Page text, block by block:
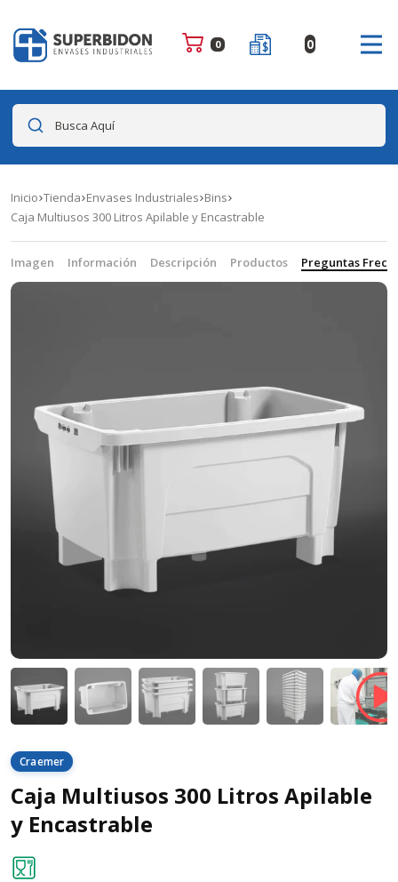
0 0
Busca Aquí
Inicio Tienda Envases Industriales Bins
Caja Multiusos 300 Litros Apilable y Encastrable
Imagen Información Descripción Productos Preguntas
Craemer
Caja Multiusos 300 Litros Apilable
y Encastrable